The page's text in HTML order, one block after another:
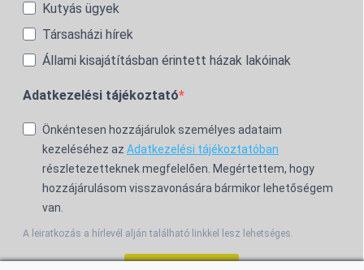
Kutyás ügyek
Társasházi hírek
Állami kisajátításban érintett házak lakóinak
Adatkezelési tájékoztató
Önkéntesen hozzájárulok személyes adataim
kezeléséhez az Adatkezelési tájékoztatóban
részletezetteknek megfelelően. Megértettem, hogy
hozzájárulásom visszavonására bármikor lehetőségem
van.
A leiratkozás a hírlevél alján található linkkel lesz lehetséges.